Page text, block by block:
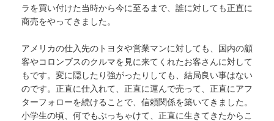
ラを買い付けた当時から今に至るまで、誰に対しても正直に
商売をやってきました。
アメリカの仕入先のトヨタや営業マンに対しても、国内の顧
客やコロンブスのクルマを見に来てくれたお客さんに対して
もです。変に隠したり強がったりしても、結局良い事はない
のです。正直に仕入れて、正直に運んで売って、正直にアフ
ターフォローを続けることで、信頼関係を築いてきました。
小学生の頃、何でもぶっちゃけて、正直に生きてきたからこ